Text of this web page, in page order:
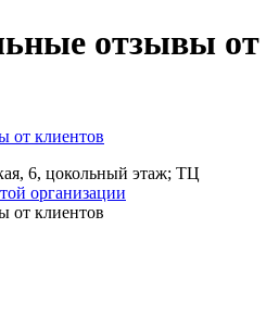
отзывы от
6, цокольный этаж; ТЦ
организации